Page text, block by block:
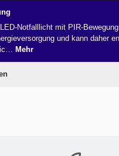
Notfalllicht mit PIR-
und kann daher
Mehr